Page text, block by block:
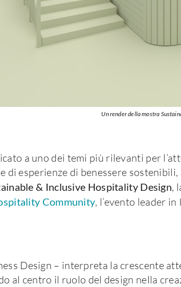
Un render della mostra
a uno dei temi più rilevanti per
di esperienze di benessere sostenibili,
& Inclusive Hospitality Design,
Community, l’evento leader
Design – interpreta la crescente
al centro il ruolo del design nella